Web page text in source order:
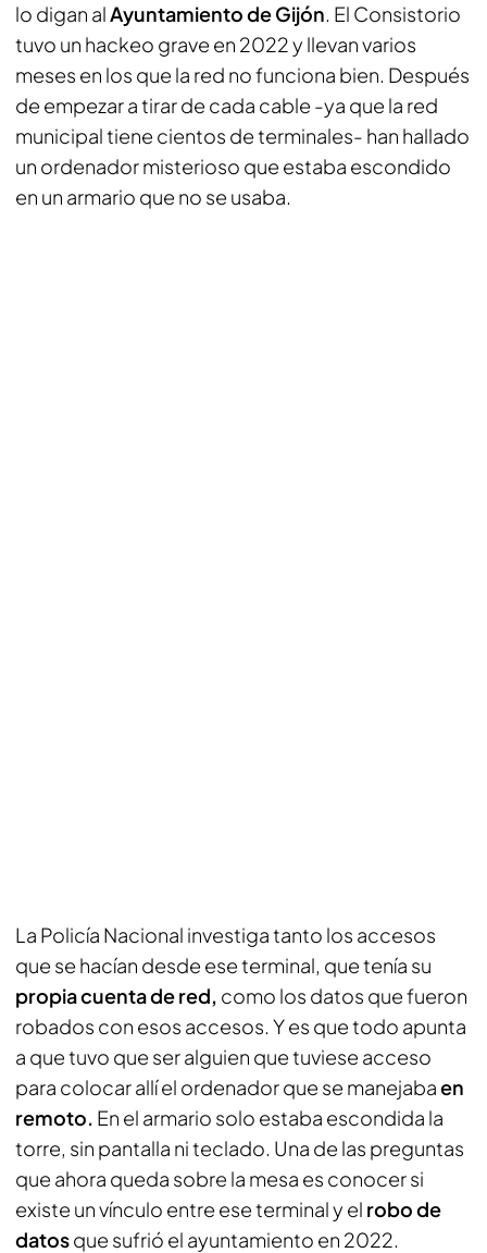
lo digan alAyuntamiento de Gijón. El Consistorio
tuvo un hackeo grave en 2022 y llevan varios
meses en los que la red no funciona bien. Después
de empezar a tirar de cada cable -ya que la red
municipal tiene cientos de terminales- han hallado
un ordenador misterioso que estaba escondido
en un armario que no se usaba.
La Policía Nacional investiga tanto los accesos
que se hacían desde ese terminal, que tenía su
propia cuenta de red, como los datos que fueron
robados con esos accesos. Y es que todo apunta
a que tuvo que ser alguien que tuviese acceso
para colocar allí el ordenador que se manejabaen
remoto. En el armario solo estaba escondida la
torre, sin pantalla ni teclado. Una de las preguntas
que ahora queda sobre la mesa es conocer si
existe un vínculo entre ese terminal y el robo de
datosque sufrió el ayuntamiento en 2022.